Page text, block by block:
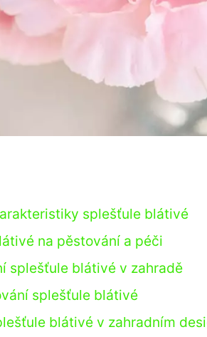
splešťule blátivé
na pěstování a péči
splešťule blátivé v zahradě
splešťule blátivé
blátivé v zahradním